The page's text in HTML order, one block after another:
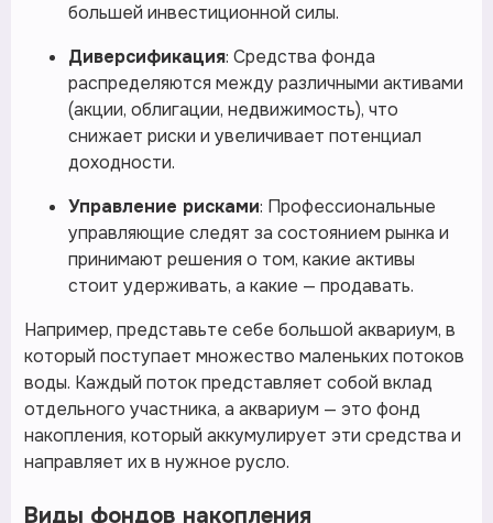
большей инвестиционной силы.
Диверсификация: Средства фонда
распределяются между различными активами
(акции, облигации, недвижимость), что
снижает риски и увеличивает потенциал
доходности.
Управление рисками: Профессиональные
управляющие следят за состоянием рынка и
принимают решения о том, какие активы
стоит удерживать, а какие — продавать.
Например, представьте себе большой аквариум, в
который поступает множество маленьких потоков
воды. Каждый поток представляет собой вклад
отдельного участника, а аквариум — это фонд
накопления, который аккумулирует эти средства и
направляет их в нужное русло.
Виды фондов накопления